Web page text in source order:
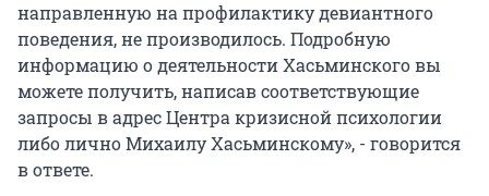
направленную на профилактику девиантного
поведения, не производилось. Подробную
информацию о деятельности Хасьминского вы
можете получить, написав соответствующие
запросы в адрес Центра кризисной психологии
либо лично Михаилу Хасьминскому», - говорится
в ответе.